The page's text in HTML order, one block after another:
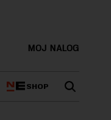
MOJ NALOG
SHOP